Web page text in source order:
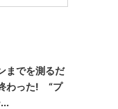
までを測るだ
わった! “プ